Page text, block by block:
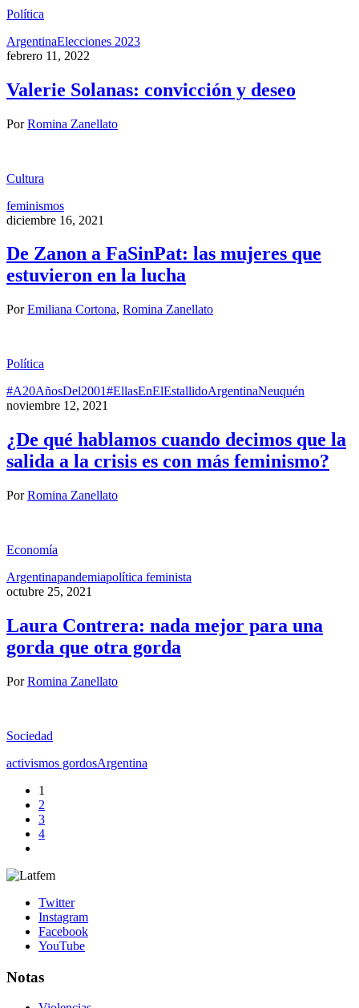
Política
ArgentinaElecciones 2023
febrero 11, 2022
Valerie Solanas: convicción y deseo
PorRomina Zanellato
Cultura
feminismos
diciembre 16, 2021
De Zanon a FaSinPat: las mujeres que
estuvieron en la lucha
PorEmiliana Cortona, Romina Zanellato
Política
#A20AñosDel2001#EllasEnElEstallidoArgentinaNeuquén
noviembre 12, 2021
¿De qué hablamos cuando decimos que la
salida a la crisis es con más feminismo?
PorRomina Zanellato
Economía
Argentinapandemiapolítica feminista
octubre 25, 2021
Laura Contrera: nada mejor para una
gorda que otra gorda
PorRomina Zanellato
Sociedad
activismos gordosArgentina
1
2
3
4
Twitter
Instagram
Facebook
YouTube
Notas